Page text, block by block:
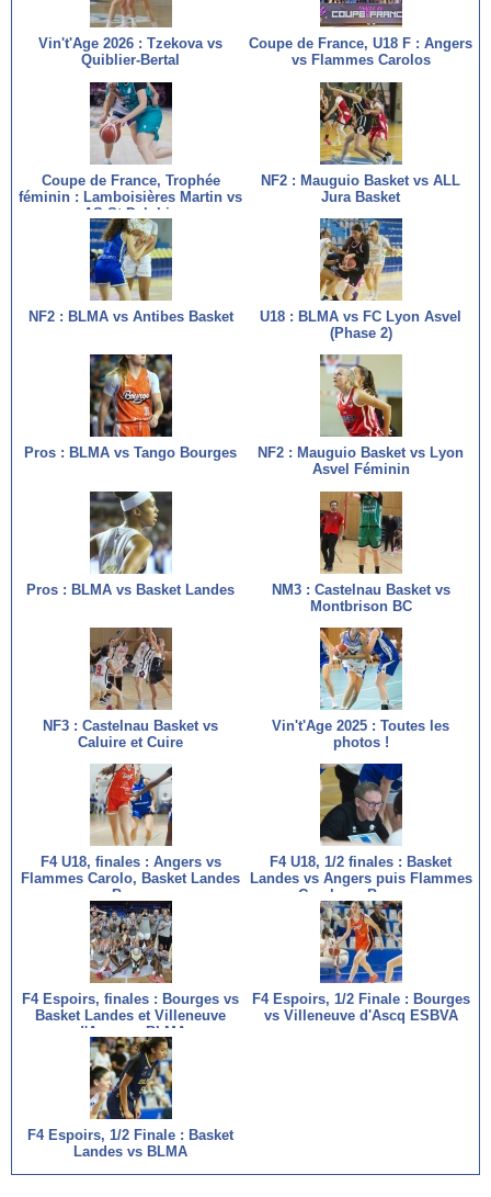
Vin't'Age 2026 : Tzekova vs
Quiblier-Bertal
Coupe de France, U18 F : Angers
vs Flammes Carolos
Coupe de France, Trophée
féminin : Lamboisières Martin vs
AS St Delphin
NF2 : Mauguio Basket vs ALL
Jura Basket
NF2 : BLMA vs Antibes Basket
U18 : BLMA vs FC Lyon Asvel
(Phase 2)
Pros : BLMA vs Tango Bourges
NF2 : Mauguio Basket vs Lyon
Asvel Féminin
Pros : BLMA vs Basket Landes
NM3 : Castelnau Basket vs
Montbrison BC
NF3 : Castelnau Basket vs
Caluire et Cuire
Vin't'Age 2025 : Toutes les
photos !
F4 U18, finales : Angers vs
Flammes Carolo, Basket Landes
vs Bourges
F4 U18, 1/2 finales : Basket
Landes vs Angers puis Flammes
Carolo vs Bourges
F4 Espoirs, finales : Bourges vs
Basket Landes et Villeneuve
d'Ascq vs BLMA
F4 Espoirs, 1/2 Finale : Bourges
vs Villeneuve d'Ascq ESBVA
F4 Espoirs, 1/2 Finale : Basket
Landes vs BLMA